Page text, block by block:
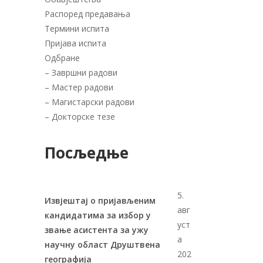
Распоред предавања
Термини испита
Пријава испита
Одбране
– Завршни радови
– Мастер радови
– Магистарски радови
– Докторске тезе
Посљедње
Извјештај о пријављеним
кандидатима за избор у
звање асистента за ужу
научну област Друштвена
географија
5.
авг
уст
а
202